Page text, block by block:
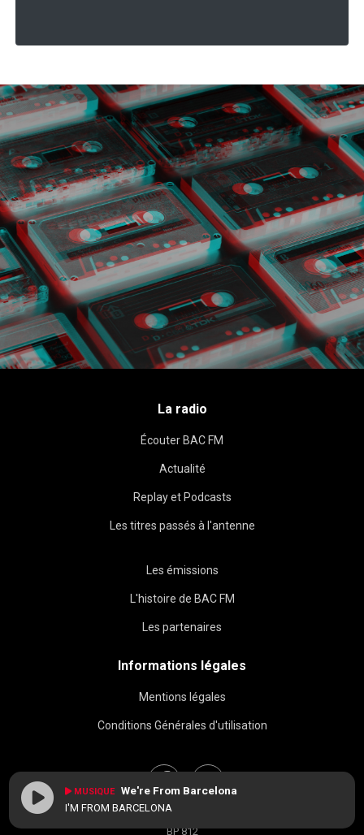
La radio
Écouter BAC FM
Actualité
Replay et Podcasts
Les titres passés à l'antenne
Les émissions
L'histoire de BAC FM
Les partenaires
Informations légales
Mentions légales
Conditions Générales d'utilisation
BP 812
MUSIQUE We're From Barcelona
I'M FROM BARCELONA